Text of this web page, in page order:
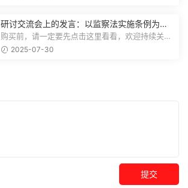
研讨交流会上的发言：以监察法实施条例为纲
推动巡察工作高质量发展
购买前，请一定要先点击这里看看，欢迎持续关
注，精彩模板每天推送预览结束，本文...
2025-07-30
提交